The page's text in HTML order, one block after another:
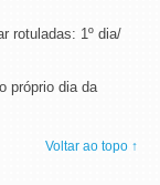
rotuladas: 1º dia/
próprio dia da
Voltar ao topo ↑